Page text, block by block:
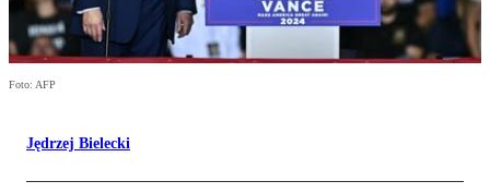
Foto: AFP
Jędrzej Bielecki